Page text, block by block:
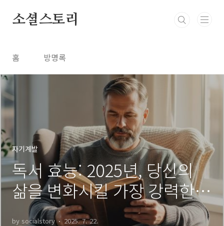
소셜스토리
홈 방명록
자기계발
독서 효능: 2025년, 당신의
삶을 변화시킬 가장 강력한
습관
by socialstory 2025. 7. 22.